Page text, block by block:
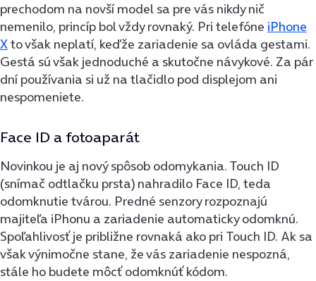
prechodom na novší model sa pre vás nikdy nič
nemenilo, princíp bol vždy rovnaký. Pri telefóne iPhone
Xto však neplatí, keďže zariadenie sa ovláda gestami.
Gestá sú však jednoduché a skutočne návykové. Za pár
dní používania si už na tlačidlo pod displejom ani
nespomeniete.
Face ID a fotoaparát
Novinkou je aj nový spôsob odomykania. Touch ID
(snímač odtlačku prsta) nahradilo Face ID, teda
odomknutie tvárou. Predné senzory rozpoznajú
majiteľa iPhonu a zariadenie automaticky odomknú.
Spoľahlivosť je približne rovnaká ako pri Touch ID. Ak sa
však výnimočne stane, že vás zariadenie nespozná,
stále ho budete môcť odomknúť kódom.